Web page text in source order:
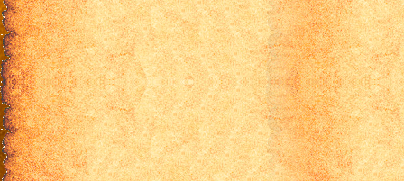
серия 23
серия 24
серия 25
серия 26